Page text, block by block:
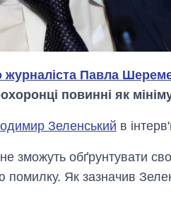
журналіста Павла
повинні як
Зеленський в
зможуть обґрунтувати
помилку. Як зазначив